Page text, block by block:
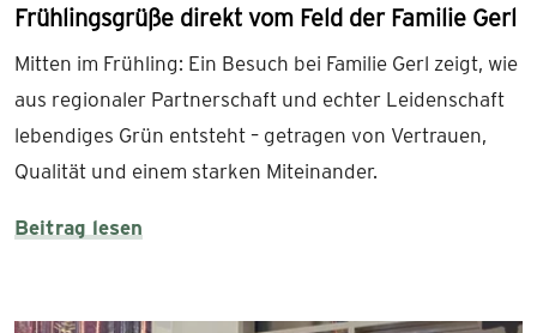
Frühlingsgrüße direkt vom Feld der Familie Gerl
Mitten im Frühling: Ein Besuch bei Familie Gerl zeigt, wie
aus regionaler Partnerschaft und echter Leidenschaft
lebendiges Grün entsteht – getragen von Vertrauen,
Qualität und einem starken Miteinander.
Beitrag lesen